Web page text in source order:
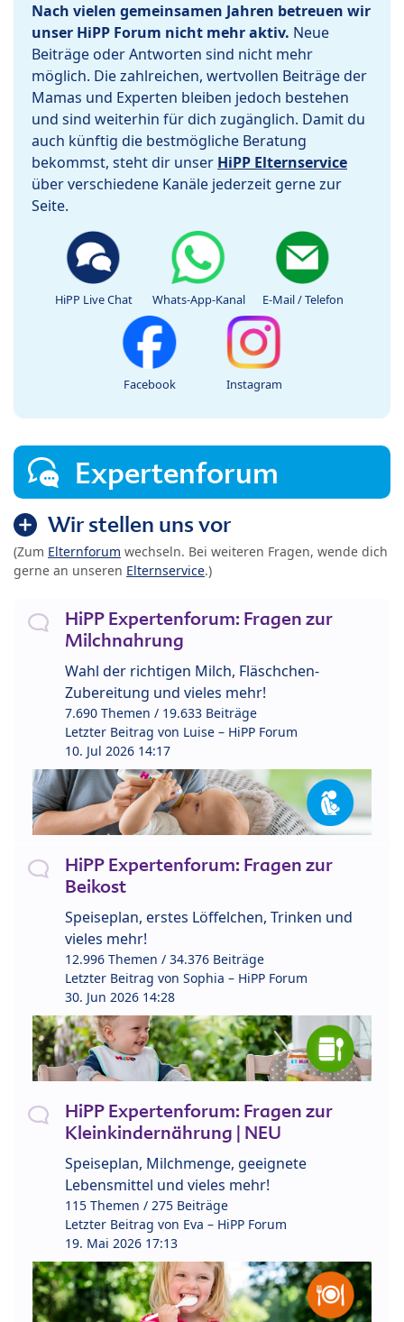
Nach vielen gemeinsamen Jahren betreuen wir
unser HiPP Forum nicht mehr aktiv. Neue
Beiträge oder Antworten sind nicht mehr
möglich. Die zahlreichen, wertvollen Beiträge der
Mamas und Experten bleiben jedoch bestehen
und sind weiterhin für dich zugänglich. Damit du
auch künftig die bestmögliche Beratung
bekommst, steht dir unser HiPP Elternservice
über verschiedene Kanäle jederzeit gerne zur
Seite.
HiPP Live Chat Whats-App-Kanal E-Mail / Telefon
Facebook Instagram
Expertenforum
Wir stellen uns vor
(Zum Elternforum wechseln. Bei weiteren Fragen, wende dich
gerne an unseren Elternservice.)
HiPP Expertenforum: Fragen zur
Milchnahrung
Wahl der richtigen Milch, Fläschchen-
Zubereitung und vieles mehr!
7.690 Themen / 19.633 Beiträge
Letzter Beitrag von Luise – HiPP Forum
10. Jul 2026 14:17
HiPP Expertenforum: Fragen zur
Beikost
Speiseplan, erstes Löffelchen, Trinken und
vieles mehr!
12.996 Themen / 34.376 Beiträge
Letzter Beitrag von Sophia – HiPP Forum
30. Jun 2026 14:28
HiPP Expertenforum: Fragen zur
Kleinkindernährung | NEU
Speiseplan, Milchmenge, geeignete
Lebensmittel und vieles mehr!
115 Themen / 275 Beiträge
Letzter Beitrag von Eva – HiPP Forum
19. Mai 2026 17:13